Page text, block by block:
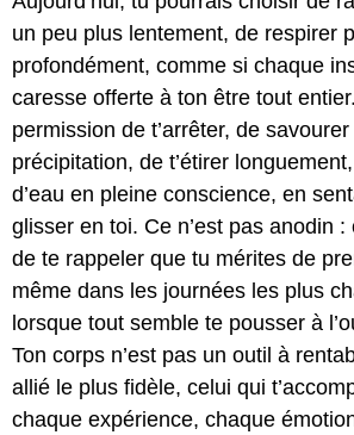
un peu plus lentement, de respirer
profondément, comme si chaque
caresse offerte à ton être tout
permission de t’arrêter, de
précipitation, de t’étirer
d’eau en pleine conscience, en
glisser en toi. Ce n’est pas anodin :
de te rappeler que tu mérites de
même dans les journées les plus
lorsque tout semble te pousser à
Ton corps n’est pas un outil à
allié le plus fidèle, celui qui
chaque expérience, chaque